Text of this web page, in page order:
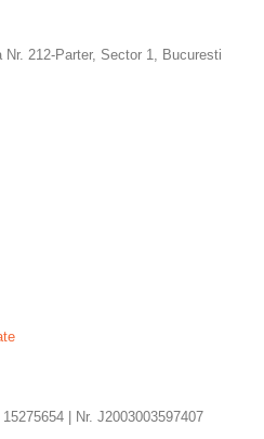
Nr. 212-Parter, Sector 1, Bucuresti
| Nr. J2003003597407